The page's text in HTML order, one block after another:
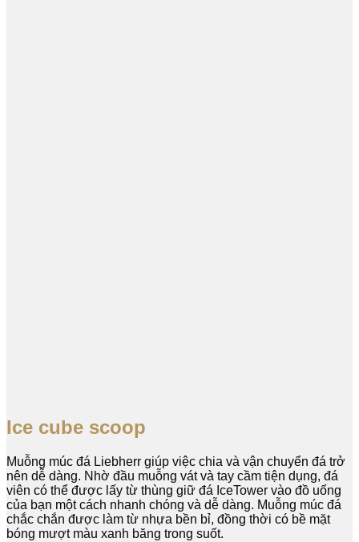
Ice cube scoop
Muỗng múc đá Liebherr giúp việc chia và vận chuyển đá trở
nên dễ dàng. Nhờ đầu muỗng vát và tay cầm tiện dụng, đá
viên có thể được lấy từ thùng giữ đá IceTower vào đồ uống
của bạn một cách nhanh chóng và dễ dàng. Muỗng múc đá
chắc chắn được làm từ nhựa bền bỉ, đồng thời có bề mặt
bóng mượt màu xanh băng trong suốt.